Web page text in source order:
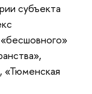
субъекта
«Тюменская